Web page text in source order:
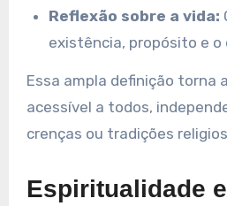
Reflexão sobre a vida:
existência, propósito e
Essa ampla definição torna
acessível a todos,
crenças ou tradições
Espiritualidade